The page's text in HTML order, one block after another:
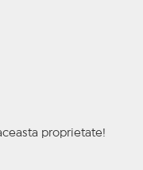
proprietate!